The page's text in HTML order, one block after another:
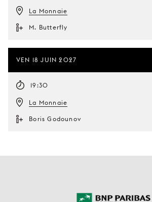
La Monnaie
M. Butterfly
VEN 18 JUIN 2027
19:30
La Monnaie
Boris Godounov